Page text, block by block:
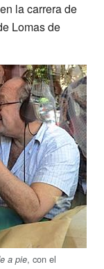
la carrera de
Lomas de
a pie, con el